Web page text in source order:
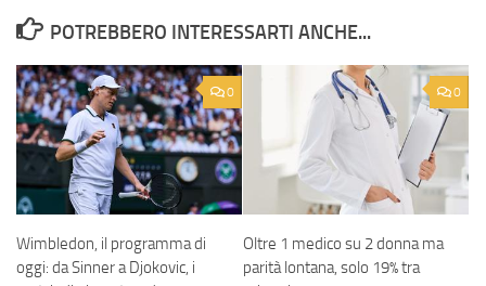
POTREBBERO INTERESSARTI ANCHE...
0
Wimbledon, il programma di
oggi: da Sinner a Djokovic, i
0
Oltre 1 medico su 2 donna ma
parità lontana, solo 19% tra